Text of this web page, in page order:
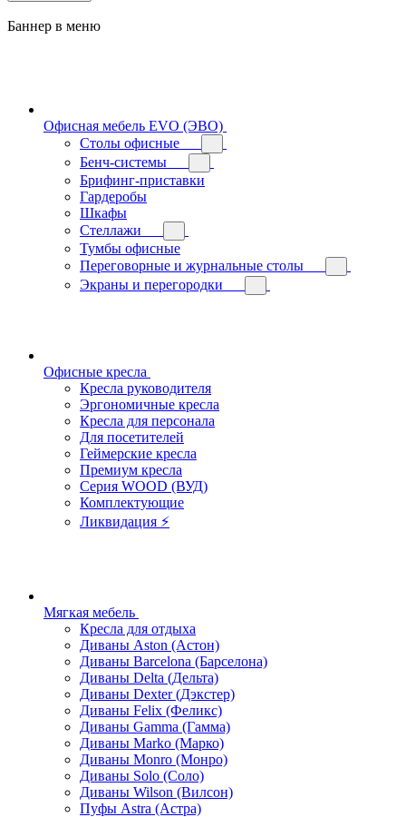
Баннер в меню
Офисная мебель EVO (ЭВО)
Cтолы офисные
Бенч-системы
Брифинг-приставки
Гардеробы
Шкафы
Стеллажи
Тумбы офисные
Переговорные и журнальные столы
Экраны и перегородки
Офисные кресла
Кресла руководителя
Эргономичные кресла
Кресла для персонала
Для посетителей
Геймерские кресла
Премиум кресла
Серия WOOD (ВУД)
Комплектующие
Ликвидация ⚡
Мягкая мебель
Кресла для отдыха
Диваны Aston (Астон)
Диваны Barcelona (Барселона)
Диваны Delta (Дельта)
Диваны Dexter (Дэкстер)
Диваны Felix (Феликс)
Диваны Gamma (Гамма)
Диваны Marko (Марко)
Диваны Monro (Монро)
Диваны Solo (Соло)
Диваны Wilson (Вилсон)
Пуфы Astra (Астра)